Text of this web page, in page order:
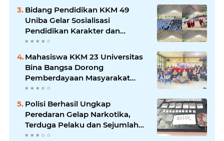
Bidang Pendidikan KKM 49
Uniba Gelar Sosialisasi
Pendidikan Karakter dan
Kenakalan Remaja di SMP
Negeri 1 Baros
Mahasiswa KKM 23 Universitas
Bina Bangsa Dorong
Pemberdayaan Masyarakat
melalui Seminar di Desa
Pelawad
Polisi Berhasil Ungkap
Peredaran Gelap Narkotika,
Terduga Pelaku dan Sejumlah
Barang Bukti Diamankan